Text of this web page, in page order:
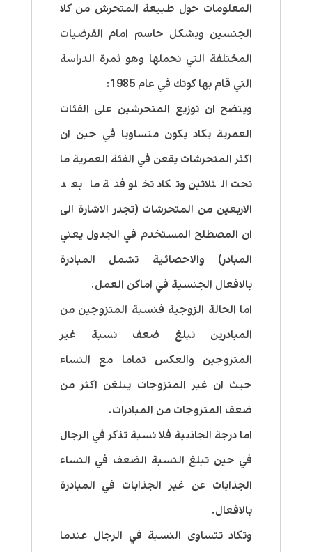
المعلومات حول طبيعة المتحرش من كلا
الجنسين وبشكل حاسم امام الفرضيات
المختلفة التي نحملها وهو ثمرة الدراسة
التي قام بها كوتك في عام 1985:
ويتضح ان توزيع المتحرشين على الفئات
العمرية يكاد يكون متساويا في حين ان
اكثر المتحرشات يقعن في الفئة العمرية ما
تحت الثلاثين وتكاد تخلو فئة ما بعد
الاربعين من المتحرشات (تجدر الاشارة الى
ان المصطلح المستخدم في الجدول يعني
المبادر) والاحصائية تشمل المبادرة
بالافعال الجنسية في اماكن العمل.
اما الحالة الزوجية فنسبة المتزوجين من
المبادرين تبلغ ضعف نسبة غير
المتزوجين والعكس تماما مع النساء
حيث ان غير المتزوجات يبلغن اكثر من
ضعف المتزوجات من المبادرات.
اما درجة الجاذبية فلا نسبة تذكر في الرجال
في حين تبلغ النسبة الضعف في النساء
الجذابات عن غير الجذابات في المبادرة
بالافعال.
وتكاد تتساوى النسبة في الرجال عندما